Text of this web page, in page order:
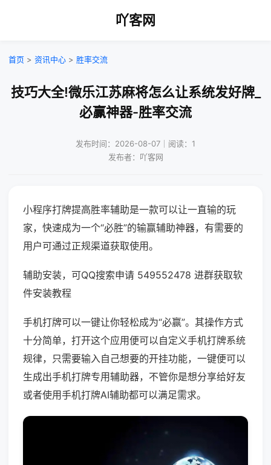
吖客网
首页 > 资讯中心 > 胜率交流
技巧大全!微乐江苏麻将怎么让系统发好牌_
必赢神器-胜率交流
发布时间：2026-08-07｜阅读：1
发布者：吖客网
小程序打牌提高胜率辅助是一款可以让一直输的玩
家，快速成为一个“必胜”的输赢辅助神器，有需要的
用户可通过正规渠道获取使用。
辅助安装，可QQ搜索申请 549552478 进群获取软
件安装教程
手机打牌可以一键让你轻松成为“必赢”。其操作方式
十分简单，打开这个应用便可以自定义手机打牌系统
规律，只需要输入自己想要的开挂功能，一键便可以
生成出手机打牌专用辅助器，不管你是想分享给好友
或者使用手机打牌AI辅助都可以满足需求。